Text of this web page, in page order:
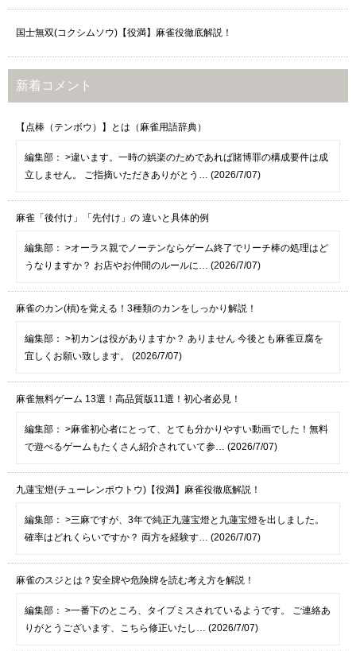
国士無双(コクシムソウ)【役満】麻雀役徹底解説！
新着コメント
【点棒（テンボウ）】とは（麻雀用語辞典）
編集部： >違います。一時の娯楽のためであれば賭博罪の構成要件は成
立しません。 ご指摘いただきありがとう… (2026/7/07)
麻雀「後付け」「先付け」の 違いと具体的例
編集部： >オーラス親でノーテンならゲーム終了でリーチ棒の処理はど
うなりますか？ お店やお仲間のルールに… (2026/7/07)
麻雀のカン(槓)を覚える！3種類のカンをしっかり解説！
編集部： >初カンは役がありますか？ ありません 今後とも麻雀豆腐を
宜しくお願い致します。 (2026/7/07)
麻雀無料ゲーム 13選！高品質版11選！初心者必見！
編集部： >麻雀初心者にとって、とても分かりやすい動画でした！無料
で遊べるゲームもたくさん紹介されていて参… (2026/7/07)
九蓮宝燈(チューレンポウトウ)【役満】麻雀役徹底解説！
編集部： >三麻ですが、3年で純正九蓮宝燈と九蓮宝燈を出しました。
確率はどれくらいですか？ 両方を経験す… (2026/7/07)
麻雀のスジとは？安全牌や危険牌を読む考え方を解説！
編集部： >一番下のところ、タイプミスされているようです。 ご連絡あ
りがとうございます、こちら修正いたし… (2026/7/07)